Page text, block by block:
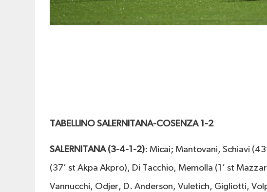
TABELLINO SALERNITANA-COSENZA 1-2
SALERNITANA (3-4-1-2): Micai; Mantovani, Schiavi
(37’ st Akpa Akpro), Di Tacchio, Memolla (1’ st
Vannucchi, Odjer, D. Anderson, Vuletich, Gigliotti,